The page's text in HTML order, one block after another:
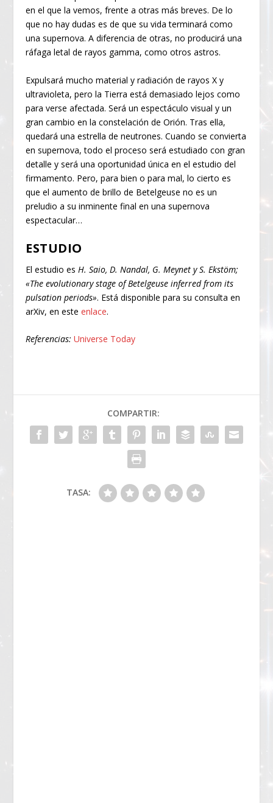
en el que la vemos, frente a otras más breves. De lo
que no hay dudas es de que su vida terminará como
una supernova. A diferencia de otras, no producirá una
ráfaga letal de rayos gamma, como otros astros.
Expulsará mucho material y radiación de rayos X y
ultravioleta, pero la Tierra está demasiado lejos como
para verse afectada. Será un espectáculo visual y un
gran cambio en la constelación de Orión. Tras ella,
quedará una estrella de neutrones. Cuando se convierta
en supernova, todo el proceso será estudiado con gran
detalle y será una oportunidad única en el estudio del
firmamento. Pero, para bien o para mal, lo cierto es
que el aumento de brillo de Betelgeuse no es un
preludio a su inminente final en una supernova
espectacular…
ESTUDIO
El estudio esH. Saio, D. Nandal, G. Meynet y S. Ekstöm;
«The evolutionary stage of Betelgeuse inferred from its
pulsation periods». Está disponible para su consulta en
arXiv, en esteenlace.
Referencias: Universe Today
COMPARTIR:
TASA: